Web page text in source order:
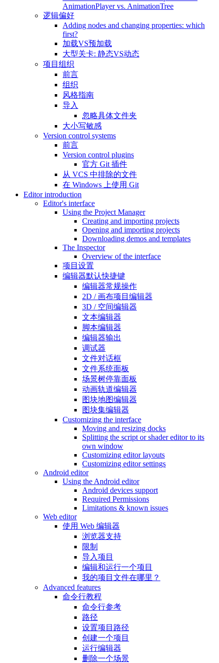
AnimationPlayer vs. AnimationTree
逻辑偏好
Adding nodes and changing properties: which
first?
加载VS预加载
大型关卡: 静态VS动态
项目组织
前言
组织
风格指南
导入
忽略具体文件夹
大小写敏感
Version control systems
前言
Version control plugins
官方 Git 插件
从 VCS 中排除的文件
在 Windows 上使用 Git
Editor introduction
Editor's interface
Using the Project Manager
Creating and importing projects
Opening and importing projects
Downloading demos and templates
The Inspector
Overview of the interface
项目设置
编辑器默认快捷键
编辑器常规操作
2D / 画布项目编辑器
3D / 空间编辑器
文本编辑器
脚本编辑器
编辑器输出
调试器
文件对话框
文件系统面板
场景树停靠面板
动画轨道编辑器
图块地图编辑器
图块集编辑器
Customizing the interface
Moving and resizing docks
Splitting the script or shader editor to its
own window
Customizing editor layouts
Customizing editor settings
Android editor
Using the Android editor
Android devices support
Required Permissions
Limitations & known issues
Web editor
使用 Web 编辑器
浏览器支持
限制
导入项目
编辑和运行一个项目
我的项目文件在哪里？
Advanced features
命令行教程
命令行参考
路径
设置项目路径
创建一个项目
运行编辑器
删除一个场景